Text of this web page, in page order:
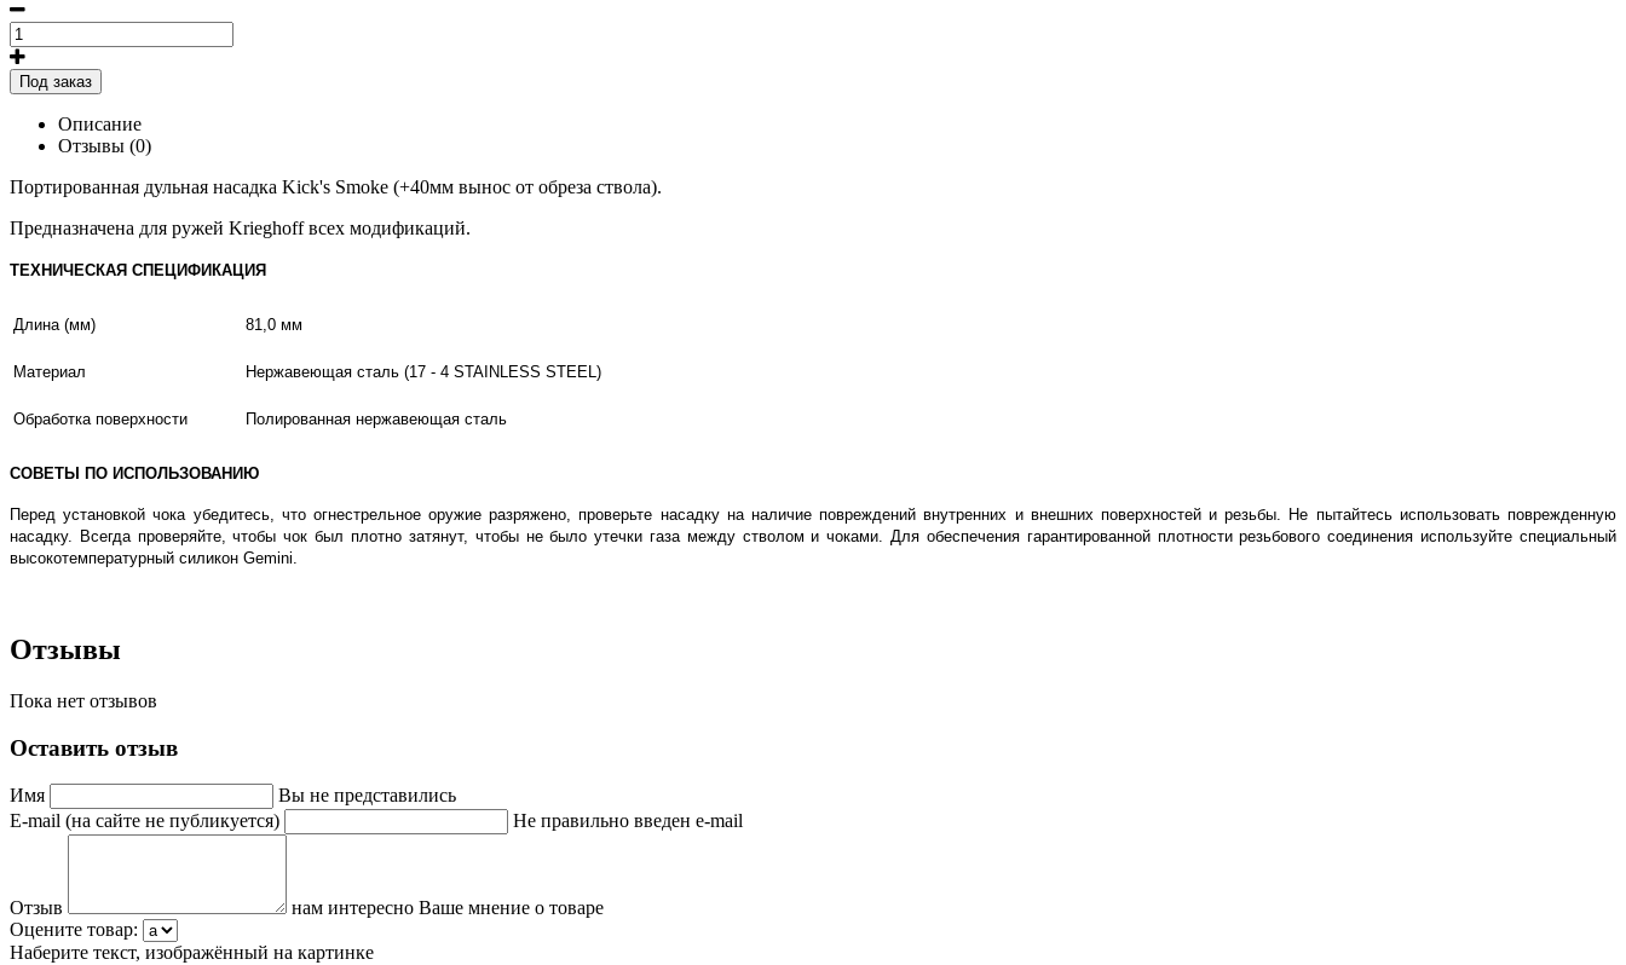
Под заказ
Описание
Отзывы (0)
Портированная дульная насадка Kick's Smoke (+40мм вынос от обреза ствола).
Предназначена для ружей Krieghoff всех модификаций.
ТЕХНИЧЕСКАЯ СПЕЦИФИКАЦИЯ
Длина (мм) 81,0 мм
Материал Нержавеющая сталь (17 - 4 STAINLESS STEEL)
Обработка поверхности Полированная нержавеющая сталь
СОВЕТЫ ПО ИСПОЛЬЗОВАНИЮ
Перед установкой чока убедитесь, что огнестрельное оружие разряжено, проверьте насадку на наличие повреждений внутренних и внешних поверхностей и резьбы. Не пытайтесь использовать поврежденную
насадку. Всегда проверяйте, чтобы чок был плотно затянут, чтобы не было утечки газа между стволом и чоками. Для обеспечения гарантированной плотности резьбового соединения используйте специальный
высокотемпературный силикон Gemini.
Отзывы
Пока нет отзывов
Оставить отзыв
Имя
Вы не представились
E-mail (на сайте не публикуется)
Не правильно введен e-mail
Отзыв
нам интересно Ваше мнение о товаре
Оцените товар:
Наберите текст, изображённый на картинке